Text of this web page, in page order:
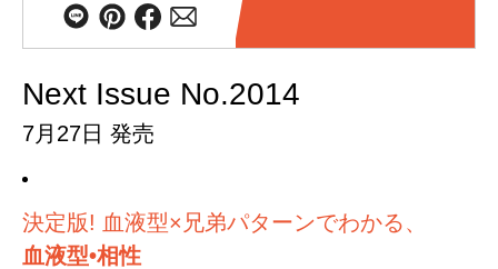
Next Issue No.2014
7月27日 発売
決定版! 血液型×兄弟パターンでわかる、
血液型•相性